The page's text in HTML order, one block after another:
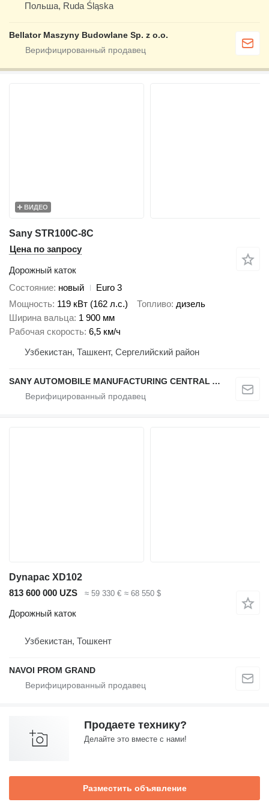
Польша, Ruda Śląska
Bellator Maszyny Budowlane Sp. z o.o.
ВИДЕО
Sany STR100C-8C
Цена по запросу
Дорожный каток
Состояние новый
Euro 3
Мощность 119 кВт (162 л.с.) Топливо дизель
Ширина вальца 1 900 мм
Рабочая скорость 6,5 км/ч
Узбекистан, Ташкент, Сергелийский район
SANY AUTOMOBILE MANUFACTURING CENTRAL ASIA
Dynapac XD102
813 600 000 UZS
≈ 59 330 € ≈ 68 550 $
Дорожный каток
Узбекистан, Тошкент
NAVOI PROM GRAND
Продаете технику?
Делайте это вместе с нами!
Разместить объявление